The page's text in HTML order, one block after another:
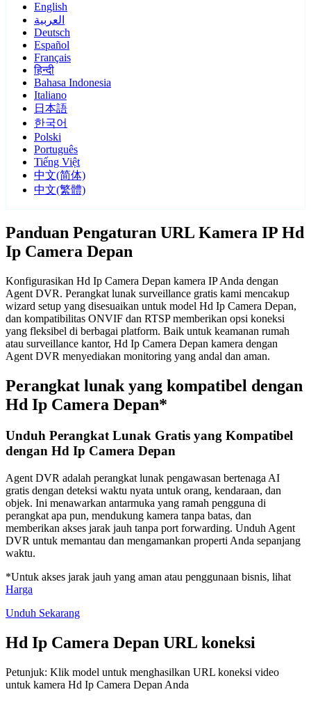
English
العربية
Deutsch
Español
Français
हिन्दी
Bahasa Indonesia
Italiano
日本語
한국어
Polski
Português
Tiếng Việt
中文(简体)
中文(繁體)
Panduan Pengaturan URL Kamera IP Hd
Ip Camera Depan
Konfigurasikan Hd Ip Camera Depan kamera IP Anda dengan
Agent DVR. Perangkat lunak surveillance gratis kami mencakup
wizard setup yang disesuaikan untuk model Hd Ip Camera Depan,
dan kompatibilitas ONVIF dan RTSP memberikan opsi koneksi
yang fleksibel di berbagai platform. Baik untuk keamanan rumah
atau surveillance kantor, Hd Ip Camera Depan kamera dengan
Agent DVR menyediakan monitoring yang andal dan aman.
Perangkat lunak yang kompatibel dengan
Hd Ip Camera Depan*
Unduh Perangkat Lunak Gratis yang Kompatibel
dengan Hd Ip Camera Depan
Agent DVR adalah perangkat lunak pengawasan bertenaga AI
gratis dengan deteksi waktu nyata untuk orang, kendaraan, dan
objek. Ini menawarkan antarmuka yang ramah pengguna di
perangkat apa pun, mendukung kamera tanpa batas, dan
memberikan akses jarak jauh tanpa port forwarding. Unduh Agent
DVR untuk memantau dan mengamankan properti Anda sepanjang
waktu.
*Untuk akses jarak jauh yang aman atau penggunaan bisnis, lihat
Harga
Unduh Sekarang
Hd Ip Camera Depan URL koneksi
Petunjuk: Klik model untuk menghasilkan URL koneksi video
untuk kamera Hd Ip Camera Depan Anda